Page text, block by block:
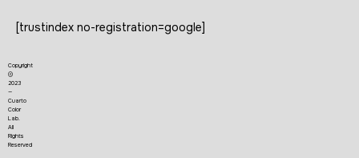
[trustindex no-registration=google]
Copyright
©
2023
—
Cuarto
Color
Lab.
All
Rights
Reserved